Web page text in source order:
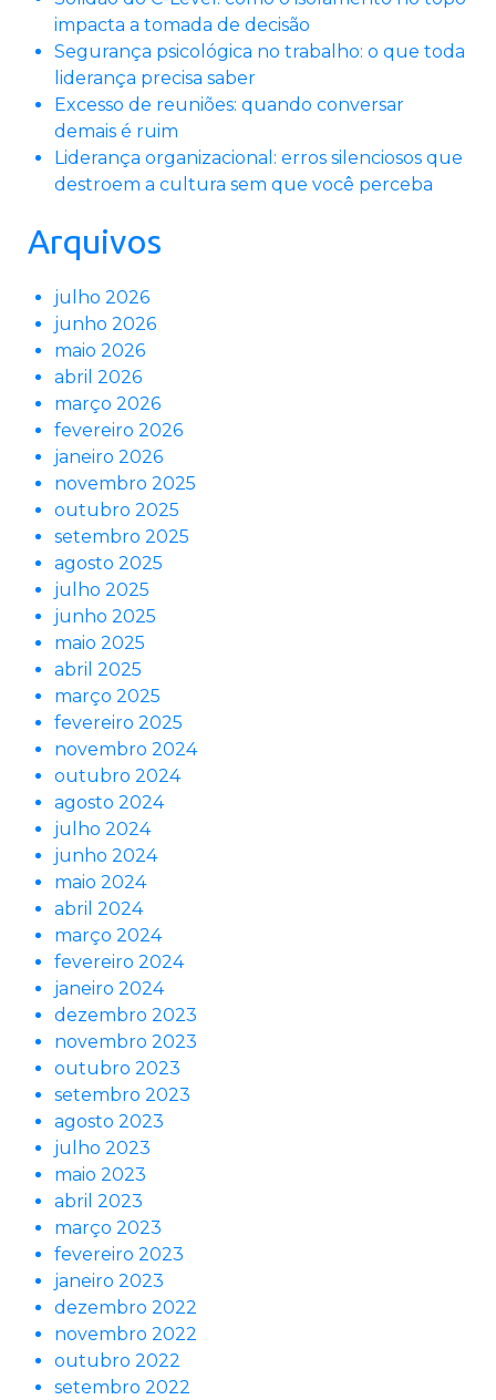
impacta a tomada de decisão
Segurança psicológica no trabalho: o que toda
liderança precisa saber
Excesso de reuniões: quando conversar
demais é ruim
Liderança organizacional: erros silenciosos que
destroem a cultura sem que você perceba
Arquivos
julho 2026
junho 2026
maio 2026
abril 2026
março 2026
fevereiro 2026
janeiro 2026
novembro 2025
outubro 2025
setembro 2025
agosto 2025
julho 2025
junho 2025
maio 2025
abril 2025
março 2025
fevereiro 2025
novembro 2024
outubro 2024
agosto 2024
julho 2024
junho 2024
maio 2024
abril 2024
março 2024
fevereiro 2024
janeiro 2024
dezembro 2023
novembro 2023
outubro 2023
setembro 2023
agosto 2023
julho 2023
maio 2023
abril 2023
março 2023
fevereiro 2023
janeiro 2023
dezembro 2022
novembro 2022
outubro 2022
setembro 2022